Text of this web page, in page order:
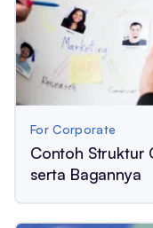
For Corporate
Contoh Struktur
serta Bagannya